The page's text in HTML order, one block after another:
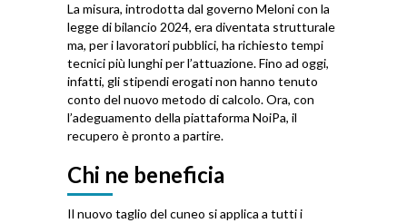
La misura, introdotta dal governo Meloni con la
legge di bilancio 2024, era diventata strutturale
ma, per i lavoratori pubblici, ha richiesto tempi
tecnici più lunghi per l’attuazione. Fino ad oggi,
infatti, gli stipendi erogati non hanno tenuto
conto del nuovo metodo di calcolo. Ora, con
l’adeguamento della piattaforma NoiPa, il
recupero è pronto a partire.
Chi ne beneficia
Il nuovo taglio del cuneo si applica a tutti i